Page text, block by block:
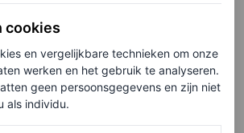
Siciliaanse bruiloft met
Olympisch atleet Claudio
Stecchi
LAURA TORTORA
cookies
en vergelijkbare technieken om onze
werken en het gebruik te analyseren.
geen persoonsgegevens en zijn niet
als individu.